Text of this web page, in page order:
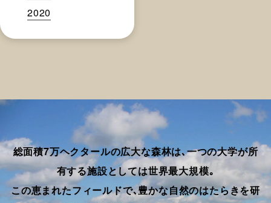
2020
総面積7万ヘクタールの広大な森林は､一つの大学が所
有する施設としては世界最大規模｡
この恵まれたフィールドで､豊かな自然のはたらきを研